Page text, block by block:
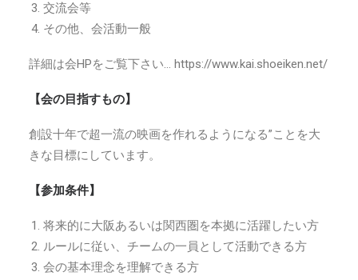
交流会等
その他、会活動一般
詳細は会HPをご覧下さい… https://www.kai.shoeiken.net/
【会の目指すもの】
創設十年で超一流の映画を作れるようになる”ことを大
きな目標にしています。
【参加条件】
将来的に大阪あるいは関西圏を本拠に活躍したい方
ルールに従い、チームの一員として活動できる方
会の基本理念を理解できる方